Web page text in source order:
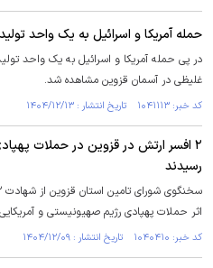
حمله آمریکا و اسرائیل به یک واحد
در پی حمله آمریکا و اسرائیل به یک واحد
غلیظی در آسمان قزوین مشاهده شد.
کد خبر: ۱۰۴۱۱۱۳ تاریخ انتشار : ۱۴۰۴/۱۲/۱۳
۲ افسر ارتش در قزوین در حملات
رسیدند
اثر حملات پهپادی رژیم صهیونیستی و
کد خبر: ۱۰۴۰۴۱۰ تاریخ انتشار : ۱۴۰۴/۱۲/۰۹